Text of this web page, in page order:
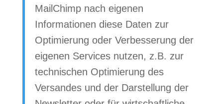
MailChimp nach eigenen
Informationen diese Daten zur
Optimierung oder Verbesserung der
eigenen Services nutzen, z.B. zur
technischen Optimierung des
Versandes und der Darstellung der